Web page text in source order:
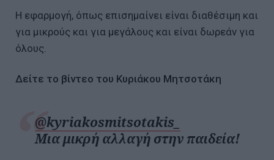
Η εφαρμογή, όπως επισημαίνει είναι διαθέσιμη και
για μικρούς και για μεγάλους και είναι δωρεάν για
όλους.
Δείτε το βίντεο του Κυριάκου Μητσοτάκη
@kyriakosmitsotakis_
Μια μικρή αλλαγή στην παιδεία!